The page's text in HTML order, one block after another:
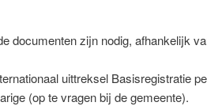
documenten zijn nodig, afhankelijk
uittreksel Basisregistratie
(op te vragen bij de gemeente).